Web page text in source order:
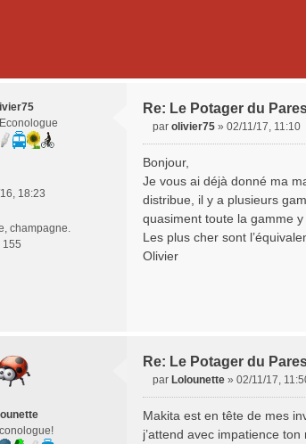
18:23
champagne.
155
Re: Le Potager du
s
s
a
g
e
n
par olivier75 » 02/11/17, 11:10
Bonjour,
Je vous ai déjà donné ma
distribue, il y a plusieurs
quasiment toute la gamme
Les plus cher sont
Olivier
Re: Le Potager du
s
s
par Lolounette » 02/11/17,
Makita est en tête de mes
j’attend avec impatience